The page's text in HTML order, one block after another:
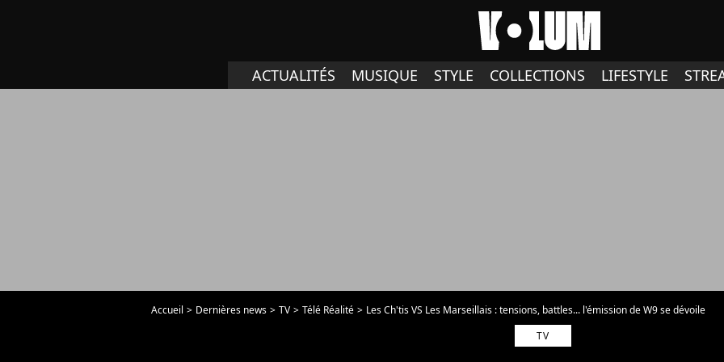
ACTUALITÉS MUSIQUE STYLE COLLECTIONS LIFESTYLE
Accueil Dernières news TV Télé Réalité
Les Ch'tis VS Les Marseillais : tensions, battles... l'émission de W9 se dévoile
TV